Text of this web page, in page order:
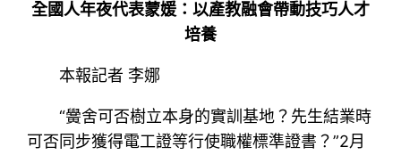
全國人年夜代表蒙媛：以產教融會帶動技巧人才
培養
本報記者 李娜
“黌舍可否樹立本身的實訓基地？先生結業時
可否同步獲得電工證等行使職權標準證書？”2月